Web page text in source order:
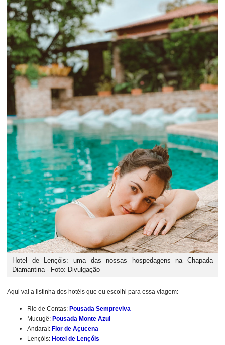
Hotel de Lençóis: uma das nossas hospedagens na Chapada
Diamantina - Foto: Divulgação
Aqui vai a listinha dos hotéis que eu escolhi para essa viagem:
Rio de Contas: Pousada Sempreviva
Mucugê: Pousada Monte Azul
Andaraí: Flor de Açucena
Lençóis: Hotel de Lençóis